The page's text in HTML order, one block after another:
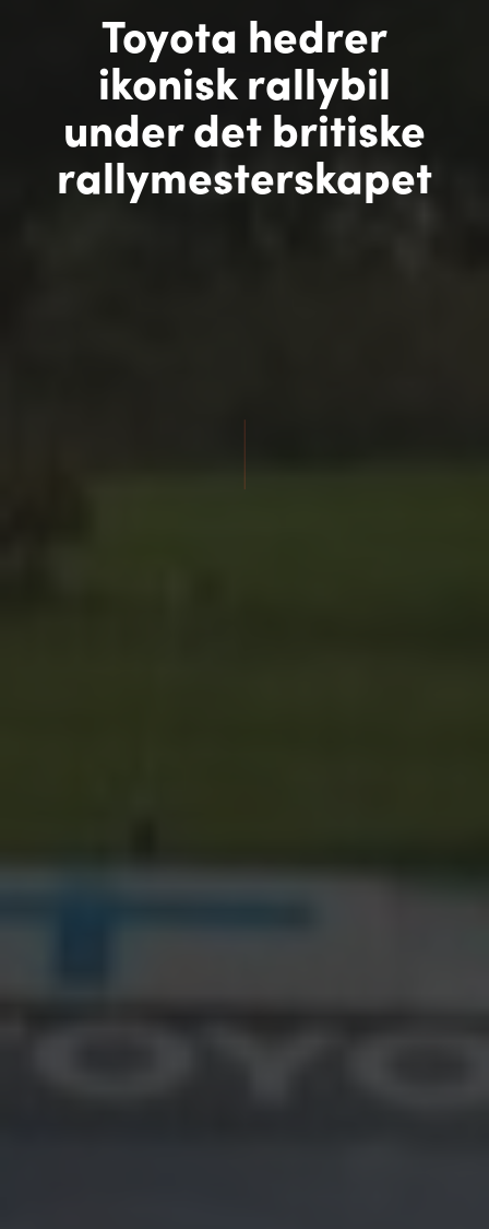
Toyota hedrer
ikonisk rallybil
under det britiske
rallymesterskapet